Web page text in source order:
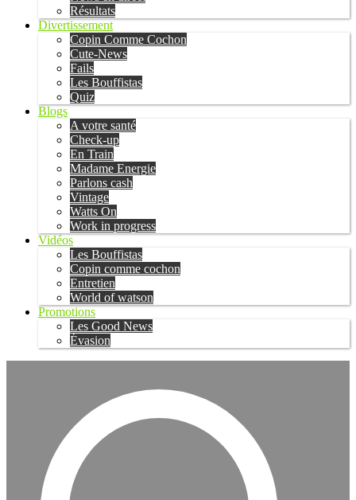
Résultats
Divertissement
Copin Comme Cochon
Cute-News
Fails
Les Bouffistas
Quiz
Blogs
A votre santé
Check-up
En Train
Madame Energie
Parlons cash
Vintage
Watts On
Work in progress
Vidéos
Les Bouffistas
Copin comme cochon
Entretien
World of watson
Promotions
Les Good News
Évasion